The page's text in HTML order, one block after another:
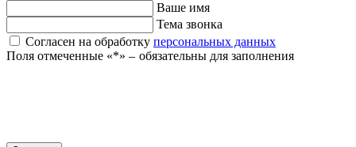
Ваше имя
Тема звонка
Согласен на обработку персональных данных
Поля отмеченные «*» ‒ обязательны для заполнения